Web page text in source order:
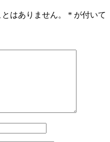
はありません。 * が付いて